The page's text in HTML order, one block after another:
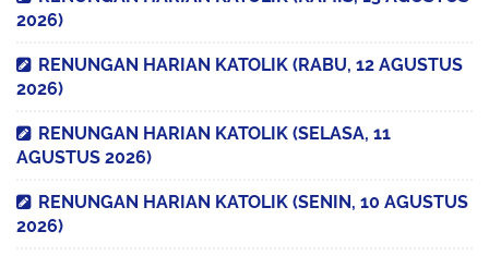
2026)
RENUNGAN HARIAN KATOLIK (RABU, 12 AGUSTUS
2026)
RENUNGAN HARIAN KATOLIK (SELASA, 11
AGUSTUS 2026)
RENUNGAN HARIAN KATOLIK (SENIN, 10 AGUSTUS
2026)